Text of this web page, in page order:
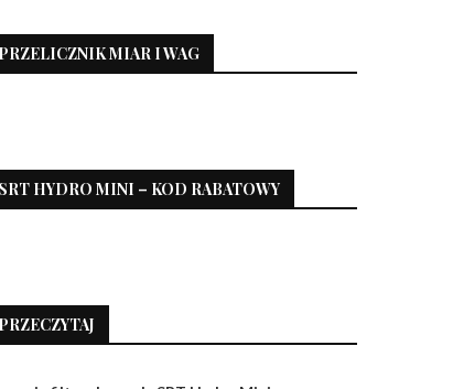
PRZELICZNIK MIAR I WAG
SRT HYDRO MINI – KOD RABATOWY
PRZECZYTAJ